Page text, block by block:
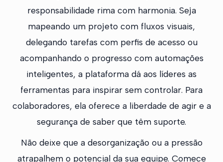
responsabilidade rima com harmonia. Seja
mapeando um projeto com fluxos visuais,
delegando tarefas com perfis de acesso ou
acompanhando o progresso com automações
inteligentes, a plataforma dá aos líderes as
ferramentas para inspirar sem controlar. Para
colaboradores, ela oferece a liberdade de agir e a
segurança de saber que têm suporte.
Não deixe que a desorganização ou a pressão
atrapalhem o potencial da sua equipe. Comece